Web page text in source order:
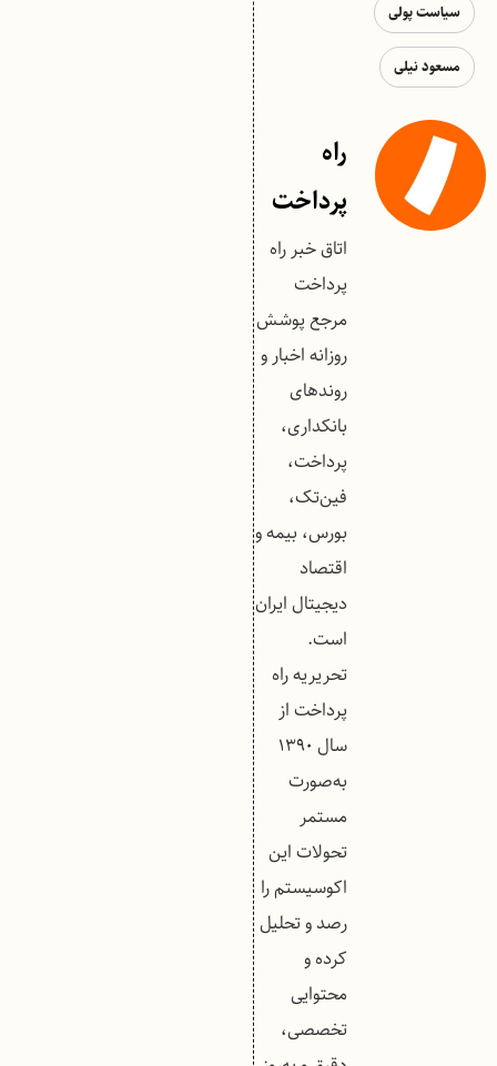
سیاست پولی
مسعود نیلی
راه
پرداخت
اتاق خبر راه
پرداخت
مرجع پوشش
روزانه اخبار و
روندهای
بانکداری،
پرداخت،
فین‌تک،
بورس، بیمه و
اقتصاد
دیجیتال ایران
است.
تحریریه راه
پرداخت از
سال ۱۳۹۰
به‌صورت
مستمر
تحولات این
اکوسیستم را
رصد و تحلیل
کرده و
محتوایی
تخصصی،